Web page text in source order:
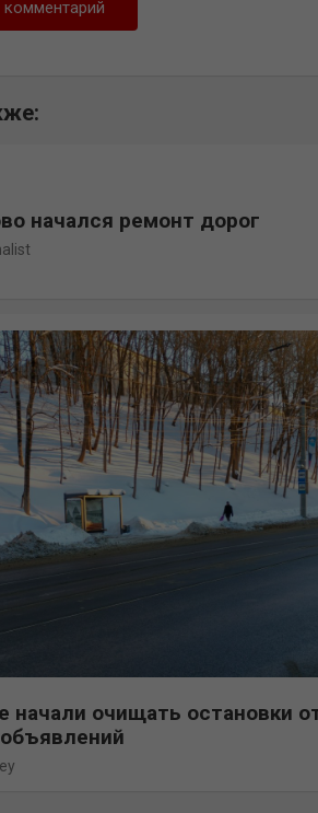
начался ремонт дорог
начали очищать остановки